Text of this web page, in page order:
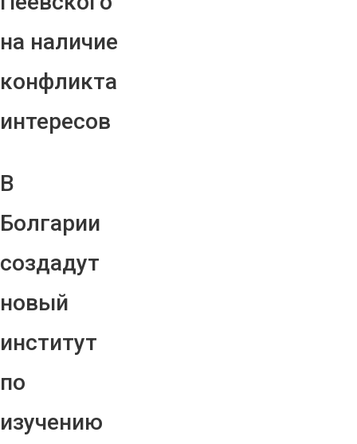
на наличие
конфликта
интересов
В
Болгарии
создадут
новый
институт
по
изучению